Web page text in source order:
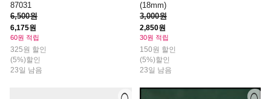
87031
6,500원
6,175원
60원 적립
325원 할인
(5%)할인
23일 남음
(18mm)
3,000원
2,850원
30원 적립
150원 할인
(5%)할인
23일 남음